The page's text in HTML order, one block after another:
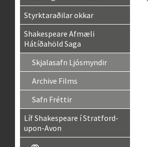
Styrktaraðilar okkar
Shakespeare Afmæli
Hátíðahöld Saga
Skjalasafn Ljósmyndir
Archive Films
Safn Fréttir
Líf Shakespeare í Stratford-
upon-Avon